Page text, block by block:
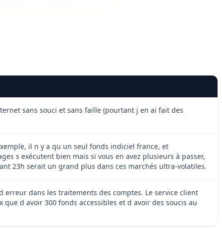
sans souci et sans faille (pourtant j en ai fait des
il n y a qu un seul fonds indiciel france, et
s exécutent bien mais si vous en avez plusieurs à passer,
23h serait un grand plus dans ces marchés ultra-volatiles.
erreur dans les traitements des comptes. Le service client
d avoir 300 fonds accessibles et d avoir des soucis au